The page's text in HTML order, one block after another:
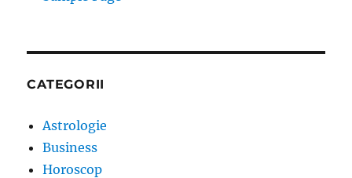
CATEGORII
Astrologie
Business
Horoscop